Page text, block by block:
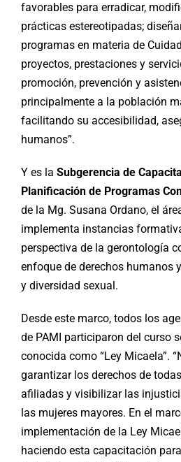
favorables para erradicar,
prácticas estereotipadas;
programas en materia de
proyectos, prestaciones y
promoción, prevención y
principalmente a la población
facilitando su accesibilidad,
humanos”.
Y es la Subgerencia de
Planificación de Programas
de la Mg. Susana Ordano, el
implementa instancias
perspectiva de la gerontología
enfoque de derechos humanos
y diversidad sexual.
Desde este marco, todos los
de PAMI participaron del curso
conocida como “Ley Micaela”.
garantizar los derechos de
afiliadas y visibilizar las
las mujeres mayores. En el
implementación de la Ley
haciendo esta capacitación